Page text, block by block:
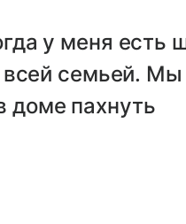
у меня есть
всей семьей. Мы
доме пахнуть